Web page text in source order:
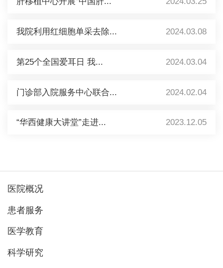
我院利用红细胞单采去除... 2024.03.08
第25个全国爱耳日 我... 2024.03.04
门诊部入院服务中心联合... 2024.02.04
“华西健康大讲堂”走进... 2023.12.05
医院概况
患者服务
医学教育
科学研究